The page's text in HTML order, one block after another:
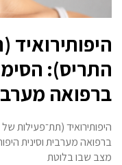
התריס):
ברפואה
היפותירואיד (תת־פעילות
ברפואה מערבית וסינית
מצב שבו בלוטת